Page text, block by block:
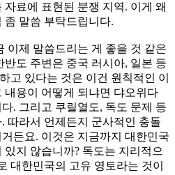
료에 표현된 분쟁 지역. 이게 왜
좀 말씀 부탁드립니다.
제 말씀드리는 게 좋을 것 같은
도 주변은 중국 러시아, 일본 등
고 있다는 것은 이건 원칙적인 이
내용이 어떻게 되냐면 댜오위다
. 그리고 쿠릴열도, 독도 문제 등
따라서 언제든지 군사적인 충돌
든요. 이것은 지금까지 대한민국
지 않습니까? 독도는 지리적으
대한민국의 고유 영토라는 것이